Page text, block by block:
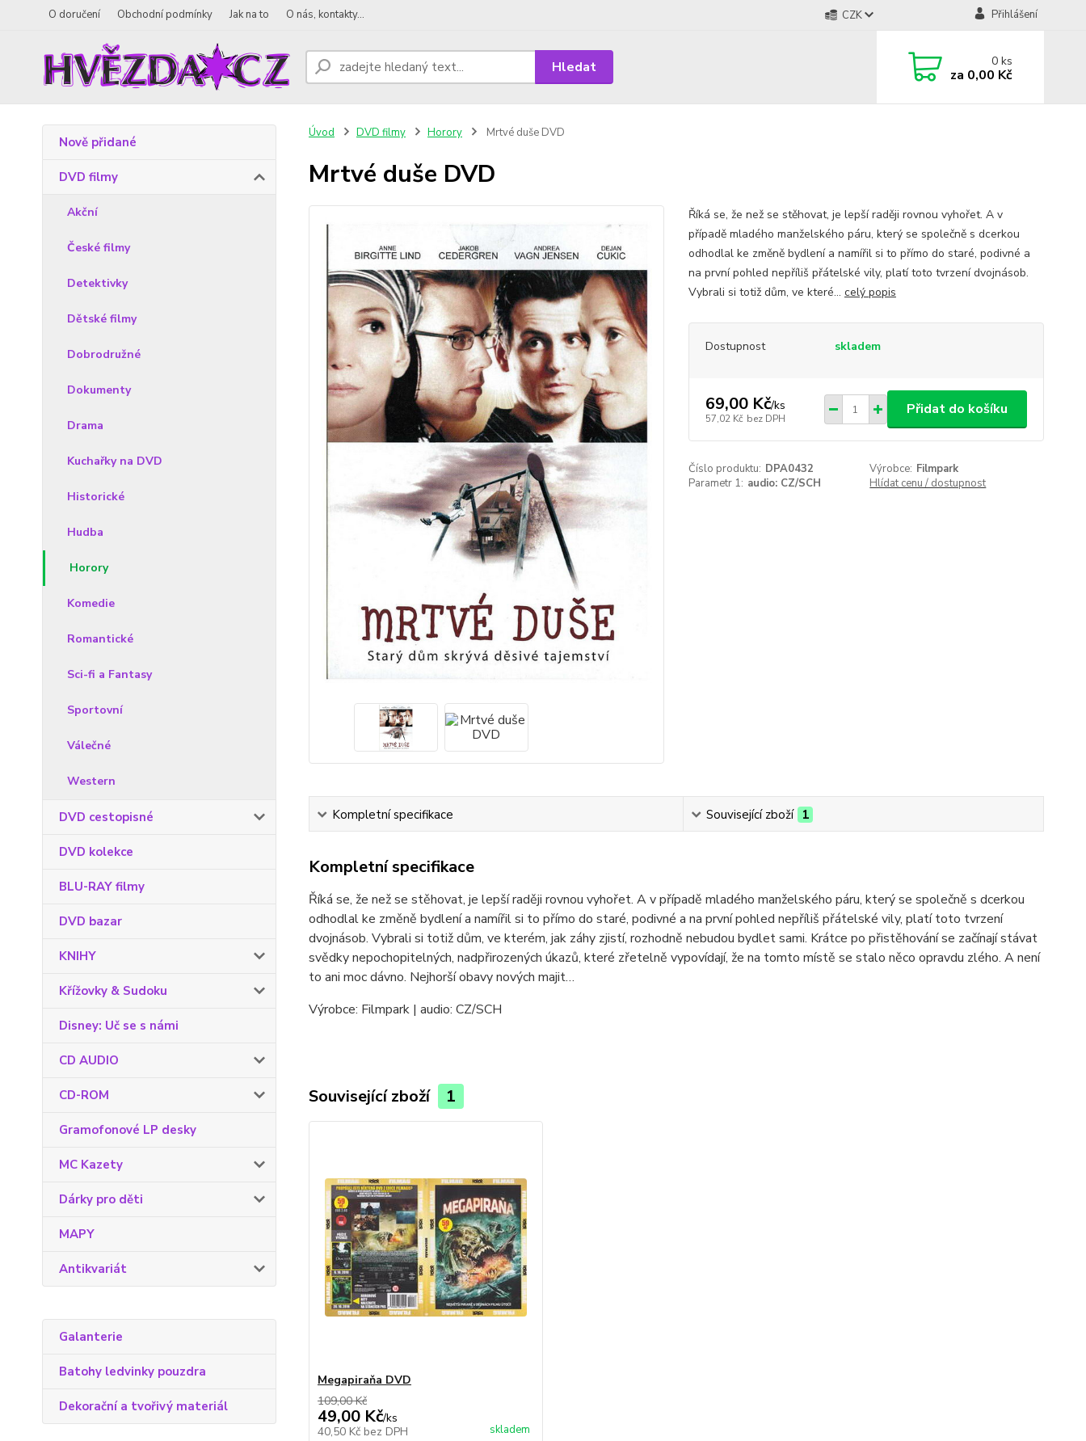
O doručení Obchodní podmínky Jak na to O nás, kontakty... CZK Přihlášení
Hledat 0ks
za 0,00 Kč
Nově přidané
DVD filmy
Akční
České filmy
Detektivky
Dětské filmy
Dobrodružné
Dokumenty
Drama
Kuchařky na DVD
Historické
Hudba
Horory
Komedie
Romantické
Sci-fi a Fantasy
Sportovní
Válečné
Western
DVD cestopisné
DVD kolekce
BLU-RAY filmy
DVD bazar
KNIHY
Křížovky & Sudoku
Disney: Uč se s námi
CD AUDIO
CD-ROM
Gramofonové LP desky
MC Kazety
Dárky pro děti
MAPY
Antikvariát
Galanterie
Batohy ledvinky pouzdra
Dekorační a tvořivý materiál
Úvod DVD filmy Horory Mrtvé duše DVD
Mrtvé duše DVD
Říká se, že než se stěhovat, je lepší raději rovnou vyhořet. A v
případě mladého manželského páru, který se společně s dcerkou
odhodlal ke změně bydlení a namířil si to přímo do staré, podivné a
na první pohled nepříliš přátelské vily, platí toto tvrzení dvojnásob.
Vybrali si totiž dům, ve které... celý popis
Dostupnost skladem
69,00 Kč/ks
57,02 Kč bez DPH
Přidat do košíku
Číslo produktu: DPA0432 Výrobce: Filmpark
Parametr 1: audio: CZ/SCH Hlídat cenu / dostupnost
Kompletní specifikace Související zboží 1
Kompletní specifikace
Říká se, že než se stěhovat, je lepší raději rovnou vyhořet. A v případě mladého manželského páru, který se společně s dcerkou
odhodlal ke změně bydlení a namířil si to přímo do staré, podivné a na první pohled nepříliš přátelské vily, platí toto tvrzení
dvojnásob. Vybrali si totiž dům, ve kterém, jak záhy zjistí, rozhodně nebudou bydlet sami. Krátce po přistěhování se začínají stávat
svědky nepochopitelných, nadpřirozených úkazů, které zřetelně vypovídají, že na tomto místě se stalo něco opravdu zlého. A není
to ani moc dávno. Nejhorší obavy nových majit…
Výrobce: Filmpark | audio: CZ/SCH
Související zboží 1
Megapiraňa DVD
109,00 Kč
49,00 Kč/ks
40,50 Kč bez DPH skladem